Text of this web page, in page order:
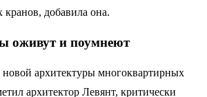
добавила она.
оживут и поумнеют
архитектуры многоквартирных
архитектор Левянт, критически